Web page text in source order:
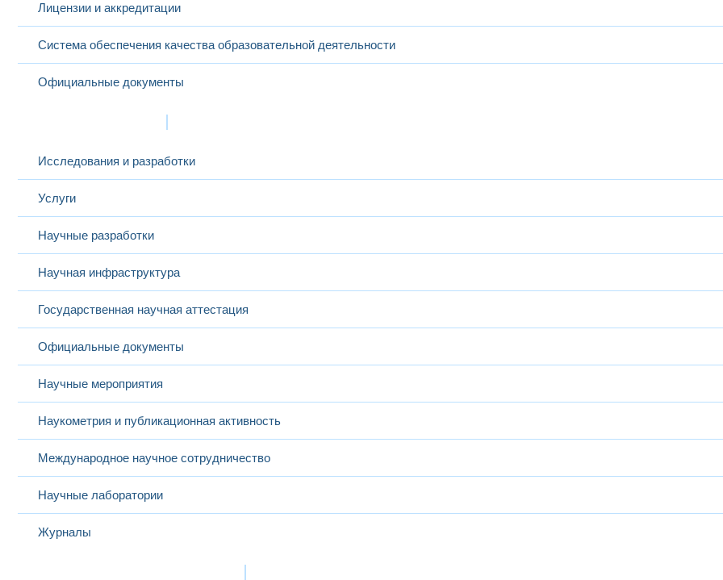
Лицензии и аккредитации
Система обеспечения качества образовательной деятельности
Официальные документы
Исследования и разработки
Услуги
Научные разработки
Научная инфраструктура
Государственная научная аттестация
Официальные документы
Научные мероприятия
Наукометрия и публикационная активность
Международное научное сотрудничество
Научные лаборатории
Журналы